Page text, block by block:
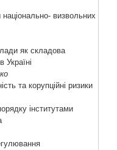
визвольних
як складова
Україні
та корупційні ризики
інститутами